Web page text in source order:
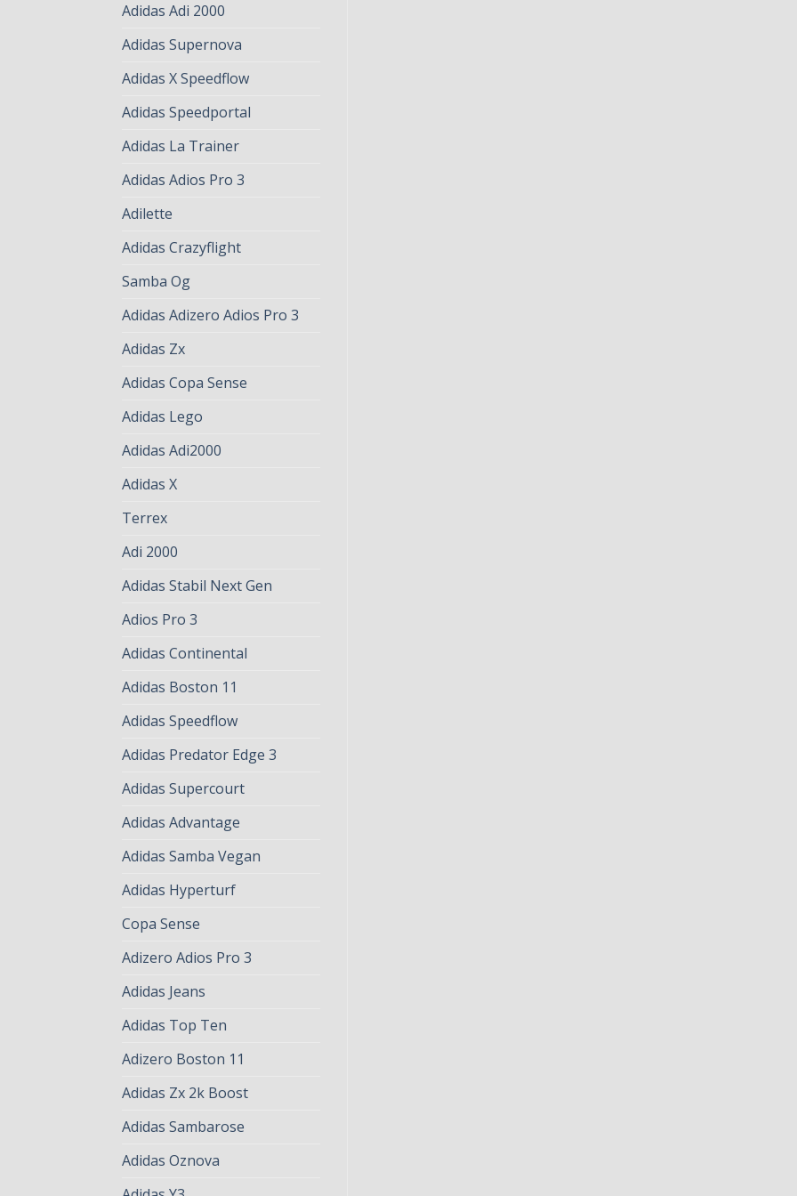
Adidas Adi 2000
Adidas Supernova
Adidas X Speedflow
Adidas Speedportal
Adidas La Trainer
Adidas Adios Pro 3
Adilette
Adidas Crazyflight
Samba Og
Adidas Adizero Adios Pro 3
Adidas Zx
Adidas Copa Sense
Adidas Lego
Adidas Adi2000
Adidas X
Terrex
Adi 2000
Adidas Stabil Next Gen
Adios Pro 3
Adidas Continental
Adidas Boston 11
Adidas Speedflow
Adidas Predator Edge 3
Adidas Supercourt
Adidas Advantage
Adidas Samba Vegan
Adidas Hyperturf
Copa Sense
Adizero Adios Pro 3
Adidas Jeans
Adidas Top Ten
Adizero Boston 11
Adidas Zx 2k Boost
Adidas Sambarose
Adidas Oznova